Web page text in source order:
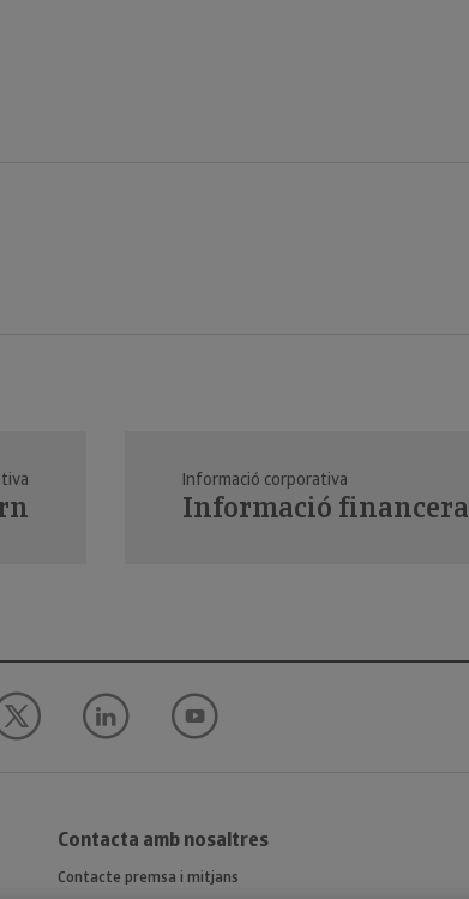
Informació corporativa
Informació financera
Contacta amb nosaltres
Contacte premsa i mitjans